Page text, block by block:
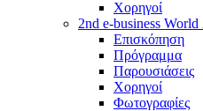
Χορηγοί
2nd e-business World
Επισκόπηση
Πρόγραμμα
Παρουσιάσεις
Χορηγοί
Φωτογραφίες